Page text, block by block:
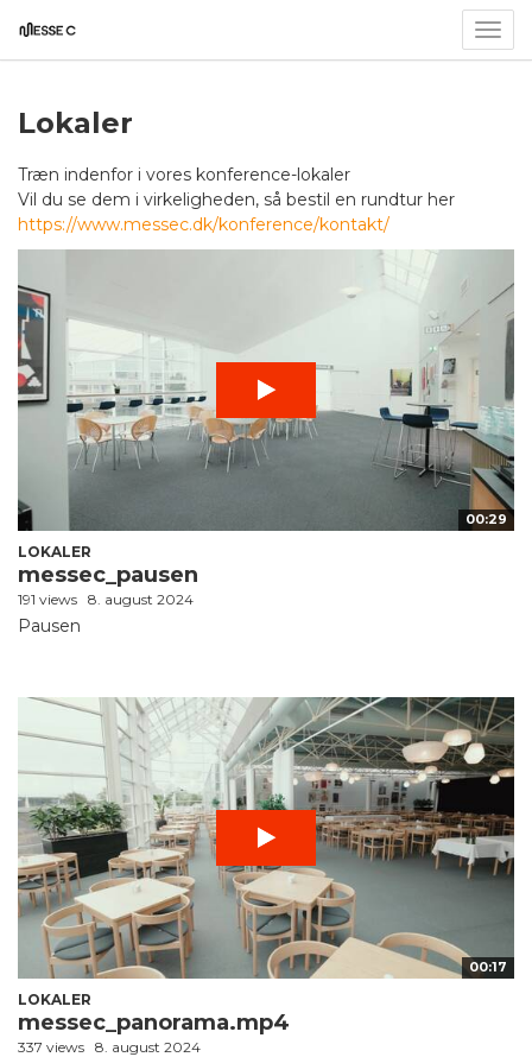
Lokaler
Træn indenfor i vores konference-lokaler
Vil du se dem i virkeligheden, så bestil en rundtur her
https://www.messec.dk/konference/kontakt/
00:29
LOKALER
messec_pausen
191 views 8. august 2024
Pausen
00:17
LOKALER
messec_panorama.mp4
337 views 8. august 2024